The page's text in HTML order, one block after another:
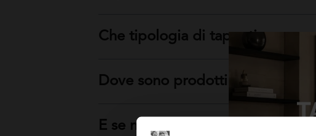
Che tipologia di tappeti
Dove sono prodotti i tappeti?
E se non trovo il tipo di tappeto